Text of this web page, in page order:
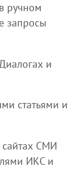
ручном
запросы
и
статьями и
сайтах СМИ
ИКС и